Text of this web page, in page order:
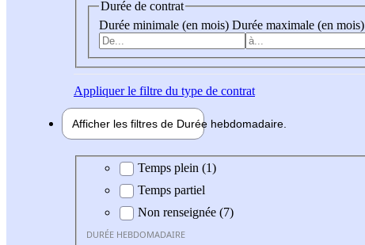
Durée de contrat
Durée minimale (en mois) Durée maximale (en mois)
Appliquerle filtre du type de contrat
Afficher les filtres de Durée hebdomadaire
Durée hebdomadaire
Temps plein (1)
Temps partiel
Non renseignée (7)
DURÉE HEBDOMADAIRE